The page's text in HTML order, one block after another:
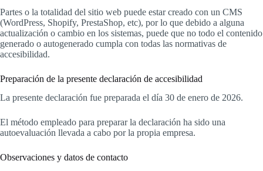
Partes o la totalidad del sitio web puede estar creado con un CMS
(WordPress, Shopify, PrestaShop, etc), por lo que debido a alguna
actualización o cambio en los sistemas, puede que no todo el contenido
generado o autogenerado cumpla con todas las normativas de
accesibilidad.
Preparación de la presente declaración de accesibilidad
La presente declaración fue preparada el día 30 de enero de 2026.
El método empleado para preparar la declaración ha sido una
autoevaluación llevada a cabo por la propia empresa.
Observaciones y datos de contacto